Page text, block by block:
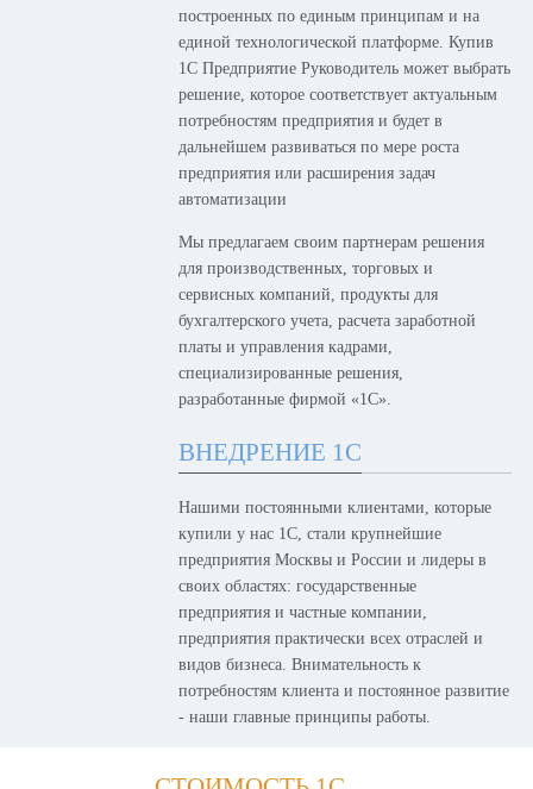
построенных по единым принципам и на
единой технологической платформе. Купив
1С Предприятие Руководитель может выбрать
решение, которое соответствует актуальным
потребностям предприятия и будет в
дальнейшем развиваться по мере роста
предприятия или расширения задач
автоматизации
Мы предлагаем своим партнерам решения
для производственных, торговых и
сервисных компаний, продукты для
бухгалтерского учета, расчета заработной
платы и управления кадрами,
специализированные решения,
разработанные фирмой «1С».
ВНЕДРЕНИЕ 1С
Нашими постоянными клиентами, которые
купили у нас 1С, стали крупнейшие
предприятия Москвы и России и лидеры в
своих областях: государственные
предприятия и частные компании,
предприятия практически всех отраслей и
видов бизнеса. Внимательность к
потребностям клиента и постоянное развитие
- наши главные принципы работы.